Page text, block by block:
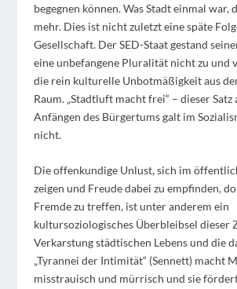
begegnen können. Was Stadt einmal war,
mehr. Dies ist nicht zuletzt eine späte
Gesellschaft. Der SED-Staat gestand
eine unbefangene Pluralität nicht zu und
die rein kulturelle Unbotmäßigkeit aus
Raum. „Stadtluft macht frei“ – dieser Satz
Anfängen des Bürgertums galt im
nicht.
Die offenkundige Unlust, sich im
zeigen und Freude dabei zu empfinden,
Fremde zu treffen, ist unter anderem ein
kultursoziologisches Überbleibsel dieser
Verkarstung städtischen Lebens und die
„Tyrannei der Intimität“ (Sennett) macht
misstrauisch und mürrisch und sie